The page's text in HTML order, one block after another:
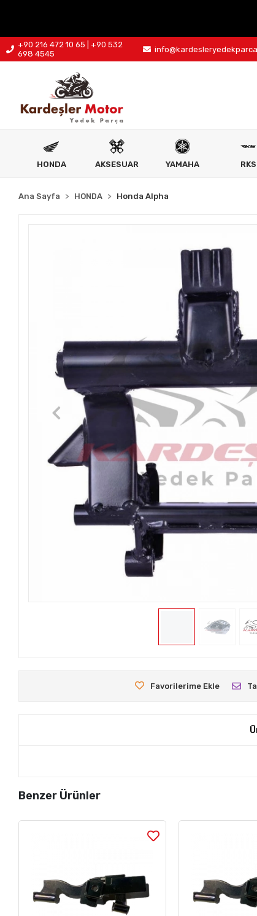
+90 216 472 10 65 | +90 532
698 4545
HONDA AKSESUAR YAMAHA RKS
Ana Sayfa HONDA Honda Alpha
Favorilerime Ekle
Benzer Ürünler